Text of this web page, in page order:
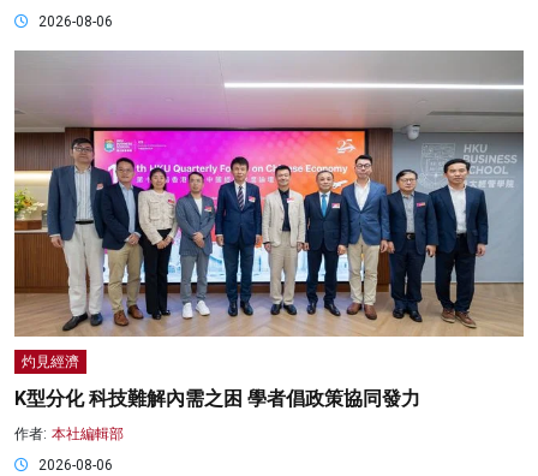
2026-08-06
灼見經濟
K型分化 科技難解內需之困 學者倡政策協同發力
作者: 本社編輯部
2026-08-06